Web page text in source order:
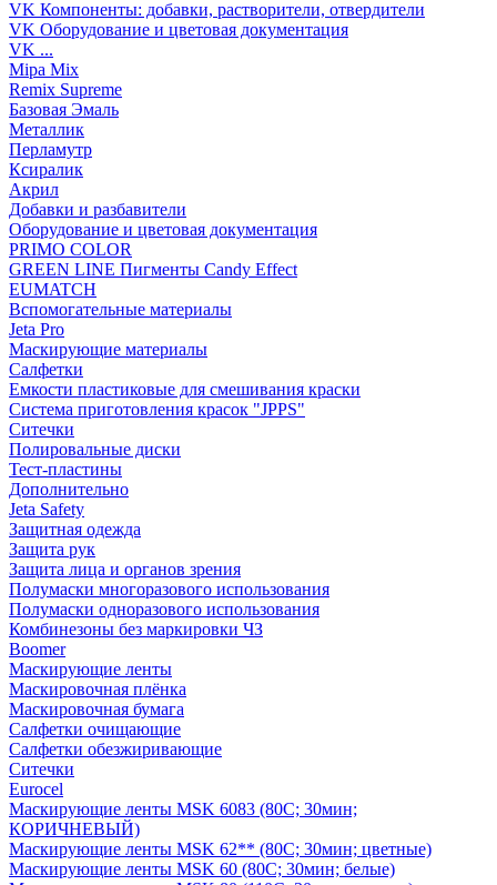
VK Компоненты: добавки, растворители, отвердители
VK Оборудование и цветовая документация
VK ...
Mipa Mix
Remix Supreme
Базовая Эмаль
Металлик
Перламутр
Ксиралик
Акрил
Добавки и разбавители
Оборудование и цветовая документация
PRIMO COLOR
GREEN LINE Пигменты Candy Effect
EUMATCH
Вспомогательные материалы
Jeta Pro
Маскирующие материалы
Салфетки
Емкости пластиковые для смешивания краски
Система приготовления красок "JPPS"
Ситечки
Полировальные диски
Тест-пластины
Дополнительно
Jeta Safety
Защитная одежда
Защита рук
Защита лица и органов зрения
Полумаски многоразового использования
Полумаски одноразового использования
Комбинезоны без маркировки ЧЗ
Boomer
Маскирующие ленты
Маскировочная плёнка
Маскировочная бумага
Салфетки очищающие
Салфетки обезжиривающие
Ситечки
Euroсel
Маскирующие ленты MSK 6083 (80С; 30мин;
КОРИЧНЕВЫЙ)
Маскирующие ленты MSK 62** (80С; 30мин; цветные)
Маскирующие ленты MSK 60 (80С; 30мин; белые)